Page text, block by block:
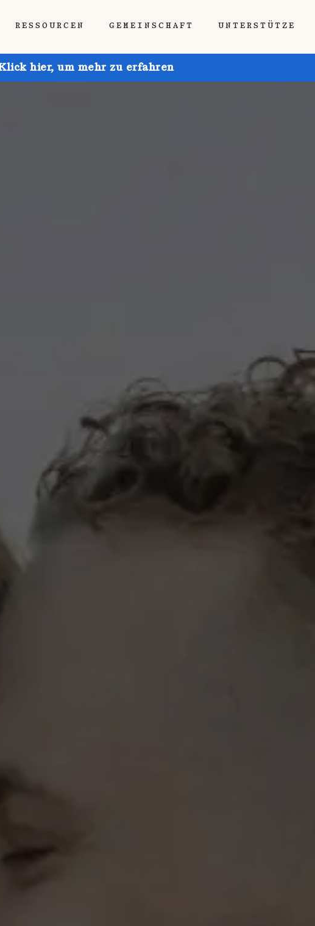
RESSOURCEN GEMEINSCHAFT UNTERSTÜTZE
hier, um mehr zu erfahren